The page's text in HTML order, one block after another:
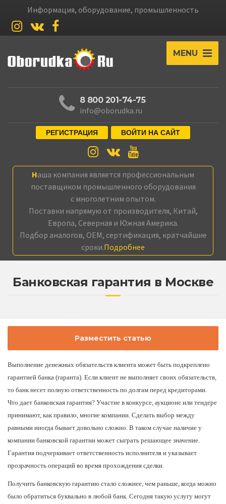
Информация, оборудование, промышленность
MENU
8 800 201-74-75
info@oborudka.ru
РЕГИСТРАЦИЯ ВОЙТИ НА САЙТ
Наша компания является профессиональным
поставщиком промышленного оборудования
с многолетним опытом.
Поставки напрямую от производителя, Китай,
Европа, Северная и Южная Америка.
Подбор аналогов, OEM, сертификация, кратчайшие
сроки.Подробнее
Банковская гарантия в Москве
Разместить статью
Выполнение денежных обязательств клиента может быть подкреплено
гарантией банка (гаранта). Если клиент не выполняет своих обязательств,
то банк несет полную ответственность по долгам перед кредиторами.
Что дает банковская гарантия? Участие в конкурсе, аукционе или тендере
принимают, как правило, многие компании. Сделать выбор между
равными иногда бывает довольно сложно. В таком случае наличие у
компании банковской гарантии может сыграть решающее значение.
Гарантия подчеркивает ответственность исполнителя и указывает
прозрачность операций во время прохождения сделки.
Получить банковскую гарантию стало сложнее, чем раньше, когда можно
было обратиться буквально в любой банк. Сегодня такую услугу могут